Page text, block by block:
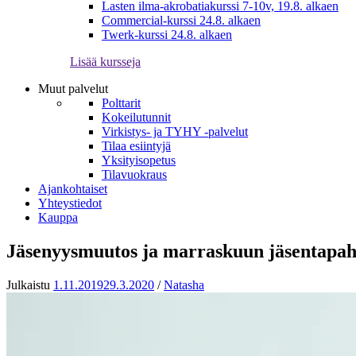
Lasten ilma-akrobatiakurssi 7-10v, 19.8. alkaen
Commercial-kurssi 24.8. alkaen
Twerk-kurssi 24.8. alkaen
Lisää kursseja
Muut palvelut
Polttarit
Kokeilutunnit
Virkistys- ja TYHY -palvelut
Tilaa esiintyjä
Yksityisopetus
Tilavuokraus
Ajankohtaiset
Yhteystiedot
Kauppa
Jäsenyysmuutos ja marraskuun
Julkaistu 1.11.201929.3.2020 /Natasha